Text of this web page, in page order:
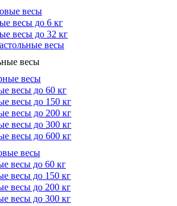
весы
весы до 6 кг
весы до 32 кг
весы
весы
весы
весы до 60 кг
весы до 150 кг
весы до 200 кг
весы до 300 кг
весы до 600 кг
весы
весы до 60 кг
весы до 150 кг
весы до 200 кг
весы до 300 кг